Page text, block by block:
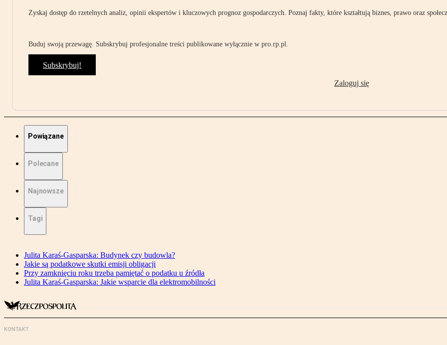
Zyskaj dostęp do rzetelnych analiz, opinii ekspertów i kluczowych prognoz gospodarczych. Poznaj fakty, które kształtują biznes, prawo oraz
Buduj swoją przewagę. Subskrybuj profesjonalne treści publikowane wyłącznie w pro.rp.pl.
Subskrybuj!
Zaloguj się
Powiązane
Polecane
Najnowsze
Tagi
Julita Karaś-Gasparska: Budynek czy budowla?
Jakie są podatkowe skutki emisji obligacji
Przy zamknięciu roku trzeba pamiętać o podatku u źródła
Julita Karaś-Gasparska: Jakie wsparcie dla elektromobilności
KONTAKT